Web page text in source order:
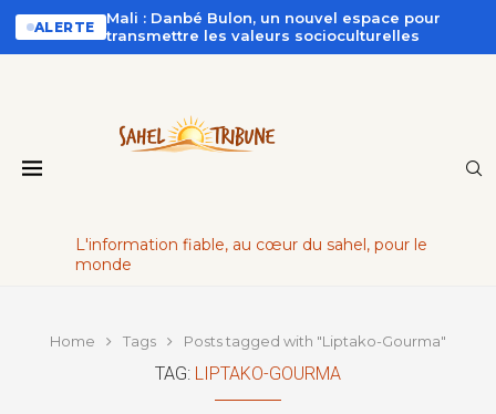
ALERTE
Mali : Danbé Bulon, un nouvel espace pour
transmettre les valeurs socioculturelles
L'information fiable, au cœur du sahel, pour le
monde
Home Tags Posts tagged with "Liptako-Gourma"
TAG: LIPTAKO-GOURMA